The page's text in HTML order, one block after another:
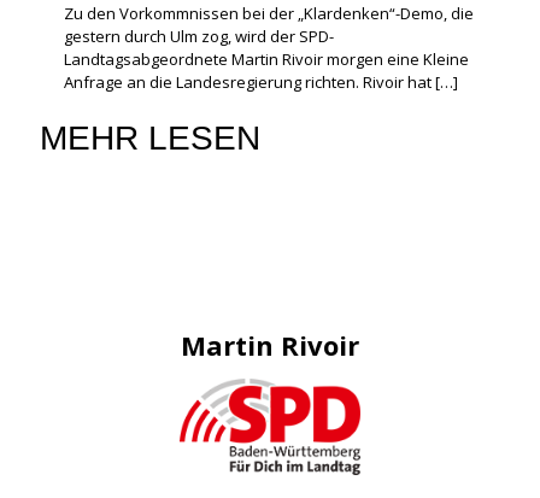
Zu den Vorkommnissen bei der „Klardenken“-Demo, die
gestern durch Ulm zog, wird der SPD-
Landtagsabgeordnete Martin Rivoir morgen eine Kleine
Anfrage an die Landesregierung richten. Rivoir hat[…]
MEHR LESEN
Martin Rivoir